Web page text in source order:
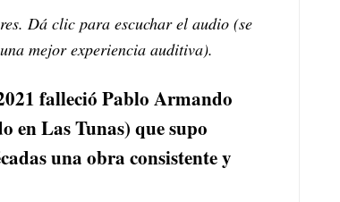
Dá clic para escuchar el audio (se
mejor experiencia auditiva).
falleció Pablo Armando
en Las Tunas) que supo
una obra consistente y